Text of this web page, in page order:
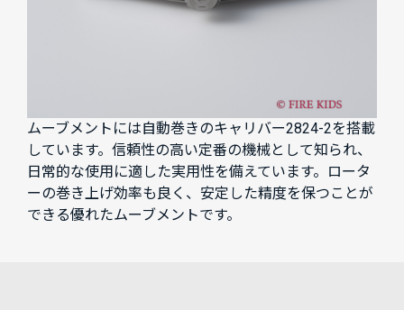
ムーブメントには自動巻きのキャリバー2824-2を搭載
しています。信頼性の高い定番の機械として知られ、
日常的な使用に適した実用性を備えています。ロータ
ーの巻き上げ効率も良く、安定した精度を保つことが
できる優れたムーブメントです。